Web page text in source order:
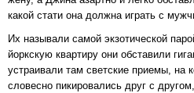
какой стати она должна играть с
Их называли самой экзотической
йоркскую квартиру они обставили
устраивали там светские приемы, на
словесно пикировались друг с